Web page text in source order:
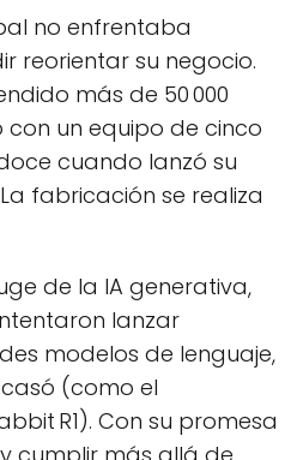
no enfrentaba
reorientar su negocio.
más de 50 000
un equipo de cinco
cuando lanzó su
fabricación se realiza
de la IA generativa,
lanzar
modelos de lenguaje,
(como el
R1). Con su promesa